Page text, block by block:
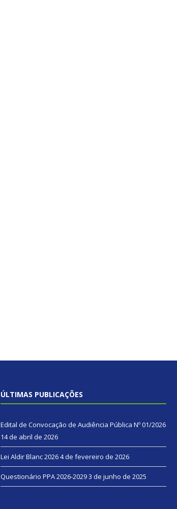
ÚLTIMAS PUBLICAÇÕES
Edital de Convocação de Audiência Pública Nº 01/2026
14 de abril de 2026
Lei Aldir Blanc 20264 de fevereiro de 2026
Questionário PPA 2026-20293 de junho de 2025